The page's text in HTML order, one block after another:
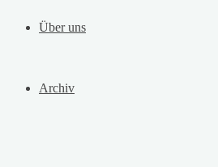
Über uns
Archiv